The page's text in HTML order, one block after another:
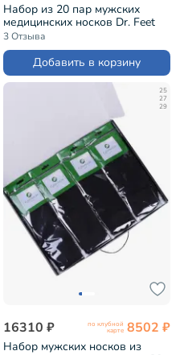
Набор из 20 пар мужских
медицинских носков Dr. Feet
черные (PG-15DF1-20S)
3 Отзыва
Добавить в корзину
25
27
29
16310 ₽ по клубной
карте 8502 ₽
Набор мужских носков из